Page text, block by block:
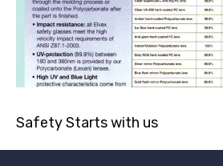
Safety Starts with us